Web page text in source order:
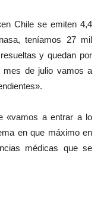
Chile se emiten 4,4
teníamos 27 mil
y quedan por
mes de julio vamos a
«vamos a entrar a lo
en que máximo en
médicas que se